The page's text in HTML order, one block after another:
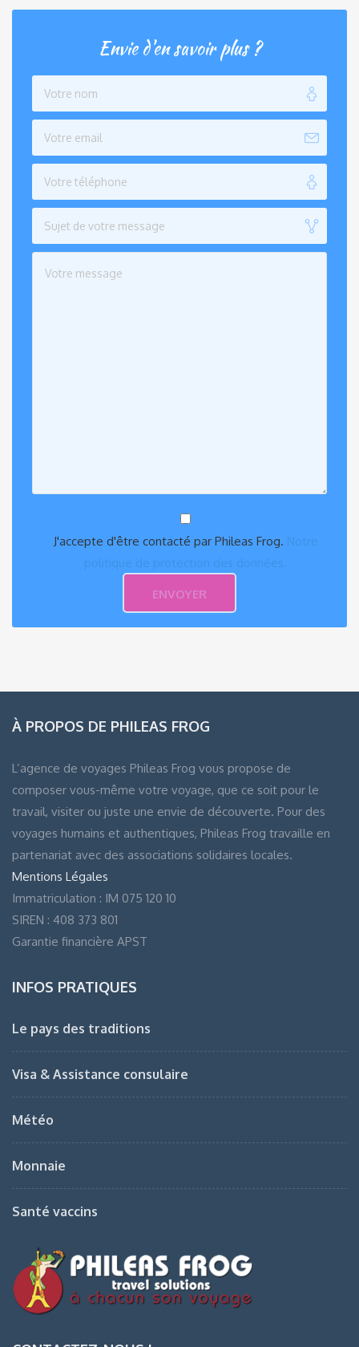
Envie d'en savoir plus ?
J'accepte d'être contacté par Phileas Frog. Notre
politique de protection des données.
À PROPOS DE PHILEAS FROG
L’agence de voyages Phileas Frog vous propose de
composer vous-même votre voyage, que ce soit pour le
travail, visiter ou juste une envie de découverte. Pour des
voyages humains et authentiques, Phileas Frog travaille en
partenariat avec des associations solidaires locales.
Mentions Légales
Immatriculation : IM 075 120 10
SIREN : 408 373 801
Garantie financière APST
INFOS PRATIQUES
Le pays des traditions
Visa & Assistance consulaire
Météo
Monnaie
Santé vaccins